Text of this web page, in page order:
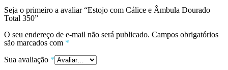
Seja o primeiro a avaliar “Estojo com Cálice e Âmbula Dourado
Total 350”
O seu endereço de e-mail não será publicado. Campos obrigatórios
são marcados com *
Sua avaliação *